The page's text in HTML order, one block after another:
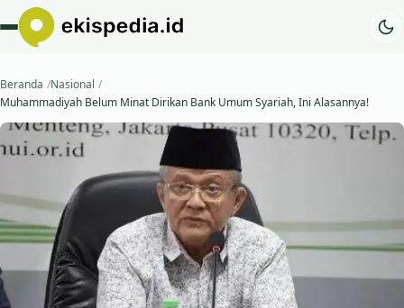
Beranda Nasional
Muhammadiyah Belum Minat Dirikan Bank Umum Syariah, Ini Alasannya!